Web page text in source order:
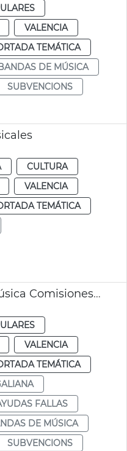
VALENCIA
TEMÁTICA
DE MÚSICA
SUBVENCIONS
CULTURA
VALENCIA
TEMÁTICA
Ayudas bandas de música Comisiones falleras 2022
VALENCIA
TEMÁTICA
FALLAS
DE MÚSICA
SUBVENCIONS